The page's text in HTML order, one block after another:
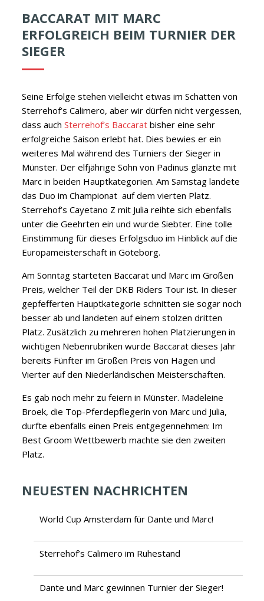
BACCARAT MIT MARC
ERFOLGREICH BEIM TURNIER DER
SIEGER
Seine Erfolge stehen vielleicht etwas im Schatten von
Sterrehof’s Calimero, aber wir dürfen nicht vergessen,
dass auchSterrehof’s Baccarat bisher eine sehr
erfolgreiche Saison erlebt hat. Dies bewies er ein
weiteres Mal während des Turniers der Sieger in
Münster. Der elfjährige Sohn von Padinus glänzte mit
Marc in beiden Hauptkategorien. Am Samstag landete
das Duo im Championat auf dem vierten Platz.
Sterrehof’s Cayetano Z mit Julia reihte sich ebenfalls
unter die Geehrten ein und wurde Siebter. Eine tolle
Einstimmung für dieses Erfolgsduo im Hinblick auf die
Europameisterschaft in Göteborg.
Am Sonntag starteten Baccarat und Marc im Großen
Preis, welcher Teil der DKB Riders Tour ist. In dieser
gepfefferten Hauptkategorie schnitten sie sogar noch
besser ab und landeten auf einem stolzen dritten
Platz. Zusätzlich zu mehreren hohen Platzierungen in
wichtigen Nebenrubriken wurde Baccarat dieses Jahr
bereits Fünfter im Großen Preis von Hagen und
Vierter auf den Niederländischen Meisterschaften.
Es gab noch mehr zu feiern in Münster. Madeleine
Broek, die Top-Pferdepflegerin von Marc und Julia,
durfte ebenfalls einen Preis entgegennehmen: Im
Best Groom Wettbewerb machte sie den zweiten
Platz.
NEUESTEN NACHRICHTEN
World Cup Amsterdam für Dante und Marc!
Sterrehof’s Calimero im Ruhestand
Dante und Marc gewinnen Turnier der Sieger!